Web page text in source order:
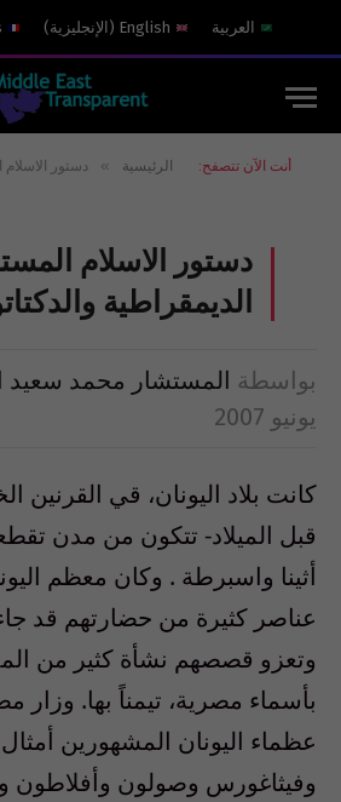
العربية English
( الإنجليزية)
أنت الآن تتصفح: الرئيسية » دستور الاسلام المستنير (17)
الديمقراطية
بواسطة المستشار محمد سعيد
يونيو 2007
كانت بلاد اليونان، قي القرنين
قبل الميلاد- تتكون من مدن
أثينا واسبرطة . وكان معظم
عناصر كثيرة من حضارتهم قد
وتعزو قصصهم نشأة كثير من
بأسماء مصرية، تيمناً بها. وزار
عظماء اليونان المشهورين
وفيثاغورس وصولون